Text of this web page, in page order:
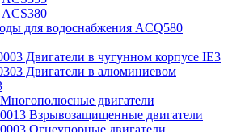
ACS380
для водоснабжения ACQ580
Двигатели в чугунном корпусе IE3
Двигатели в алюминиевом
двигатели
Взрывозащищенные двигатели
Огнеупорные двигатели